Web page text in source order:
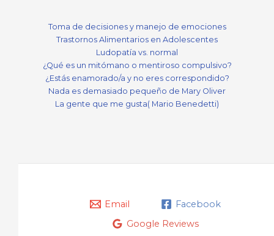
Toma de decisiones y manejo de emociones
Trastornos Alimentarios en Adolescentes
Ludopatía vs. normal
¿Qué es un mitómano o mentiroso compulsivo?
¿Estás enamorado/a y no eres correspondido?
Nada es demasiado pequeño de Mary Oliver
La gente que me gusta( Mario Benedetti)
Email
Facebook
Google Reviews